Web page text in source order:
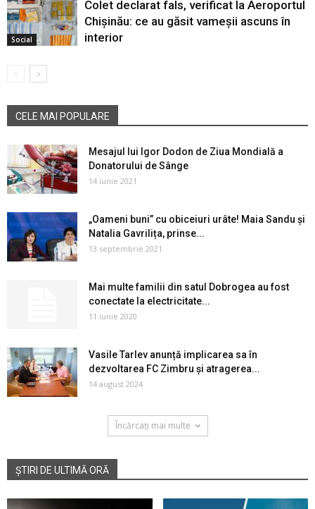
Social
Colet declarat fals, verificat la Aeroportul
Chișinău: ce au găsit vameșii ascuns în
interior
CELE MAI POPULARE
Mesajul lui Igor Dodon de Ziua Mondială a
Donatorului de Sânge
14 iunie 2021
„Oameni buni” cu obiceiuri urâte! Maia Sandu și
Natalia Gavrilița, prinse...
13 septembrie 2021
Mai multe familii din satul Dobrogea au fost
conectate la electricitate...
11 iunie 2020
Vasile Tarlev anunță implicarea sa în
dezvoltarea FC Zimbru și atragerea...
14 august 2024
Încărcați mai multe
ȘTIRI DE ULTIMĂ ORĂ